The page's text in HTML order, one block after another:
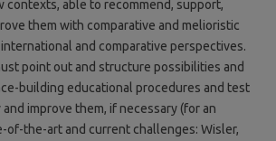
contexts, able to recommend, support,
them with comparative and melioristic
and comparative perspectives.
point out and structure possibilities and
building educational procedures and test
improve them, if necessary (for an
of-the-art and current challenges: Wisler,